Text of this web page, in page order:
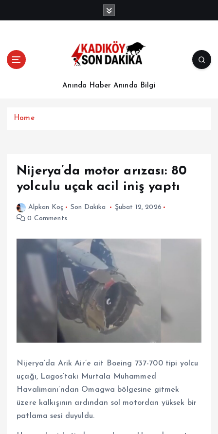
Anında Haber Anında Bilgi
Home
Nijerya’da motor arızası: 80
yolculu uçak acil iniş yaptı
Alpkan Koç Son Dakika
Şubat 12, 2026
0 Comments
Nijerya’da Arik Air’e ait Boeing 737-700 tipi yolcu
uçağı, Lagos’taki Murtala Muhammed
Havalimanı’ndan Omagwa bölgesine gitmek
üzere kalkışının ardından sol motordan yüksek bir
patlama sesi duyuldu.